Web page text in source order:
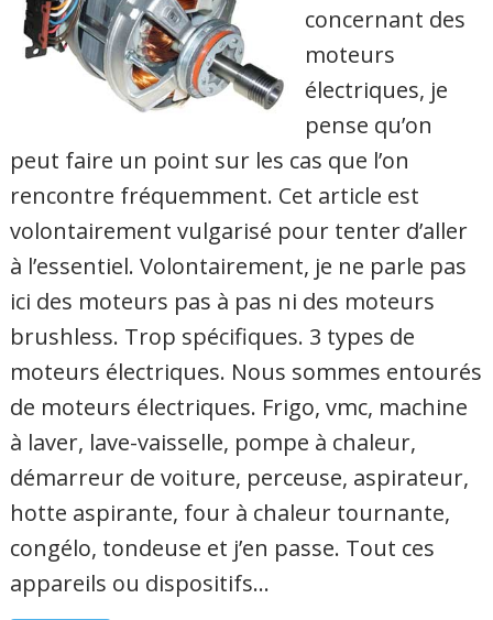
concernant des
moteurs
électriques, je
pense qu’on
peut faire un point sur les cas que l’on
rencontre fréquemment. Cet article est
volontairement vulgarisé pour tenter d’aller
à l’essentiel. Volontairement, je ne parle pas
ici des moteurs pas à pas ni des moteurs
brushless. Trop spécifiques. 3 types de
moteurs électriques. Nous sommes entourés
de moteurs électriques. Frigo, vmc, machine
à laver, lave-vaisselle, pompe à chaleur,
démarreur de voiture, perceuse, aspirateur,
hotte aspirante, four à chaleur tournante,
congélo, tondeuse et j’en passe. Tout ces
appareils ou dispositifs…